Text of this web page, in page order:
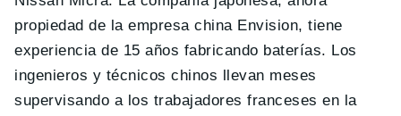
propiedad de la empresa china Envision, tiene
experiencia de 15 años fabricando baterías. Los
ingenieros y técnicos chinos llevan meses
supervisando a los trabajadores franceses en la